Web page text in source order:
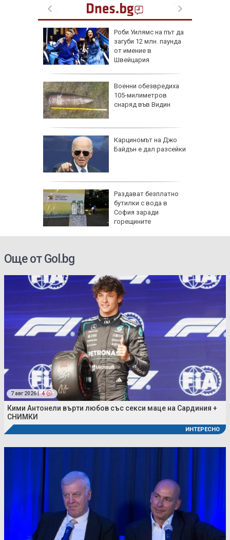
Роби Уилямс на път да
загуби 12 млн. паунда
от имение в
Швейцария
Военни обезвредиха
105-милиметров
снаряд във Видин
Карциномът на Джо
Байдън е дал разсейки
Раздават безплатно
бутилки с вода в
София заради
горещините
Още от Gol.bg
7 авг 2026 | 4
Кими Антонели върти любов със секси маце на Сардиния +
СНИМКИ
ИНТЕРЕСНО